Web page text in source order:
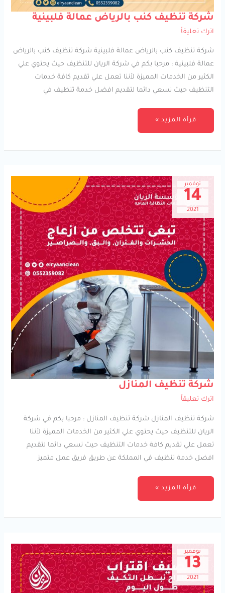
شركة تنظيف كنب بالرياض عمالة فلبينية
اترك تعليقاً
شركة تنظيف كنب بالرياض عمالة فلبينية شركة تنظيف كنب بالرياض
عمالة فلبينية : مرحبا بكم في شركة الريان للتنظيف حيث يحتوي علي
الكثير من الخدمات المميزة لأننا تعمل علي تقديم كافة خدمات
التنظيف حيث نسعي دائما لتقديم افضل خدمة تنظيف في
شركة
تنظيف
كنب
بالرياض
فلبينية
قرأة المزيد »
نوفمبر
14
2021
شركة تنظيف المنازل
اترك تعليقاً
شركة تنظيف المنازل شركة تنظيف المنازل : مرحبا بكم في شركة
الريان للتنظيف حيث يحتوي علي الكثير من الخدمات المميزة لأننا
تعمل علي تقديم كافة خدمات التنظيف حيث نسعي دائما لتقديم
افضل خدمة تنظيف في المملكة عن طريق فريق عمل متميز
شركة
تنظيف
المنازل
قرأة المزيد »
نوفمبر
13
2021